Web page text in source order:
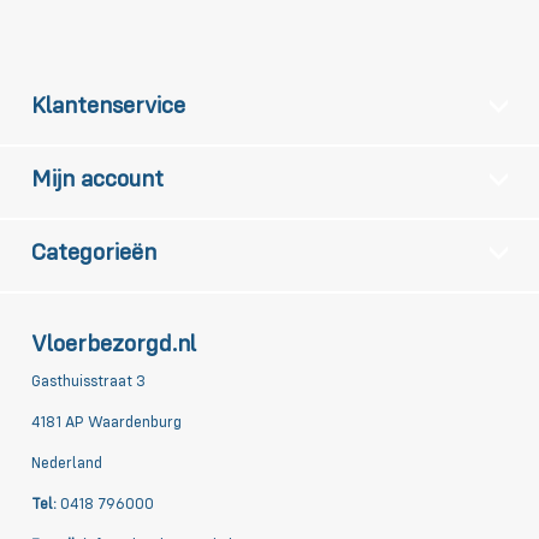
Vloerbezorgd.nl
Gasthuisstraat 3
4181 AP Waardenburg
Nederland
Tel: 0418 796000
Klantenservice
Mijn account
Categorieën